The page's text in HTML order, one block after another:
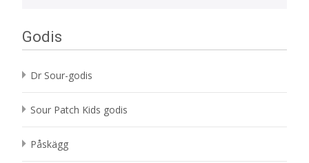
Godis
Dr Sour-godis
Sour Patch Kids godis
Påskägg